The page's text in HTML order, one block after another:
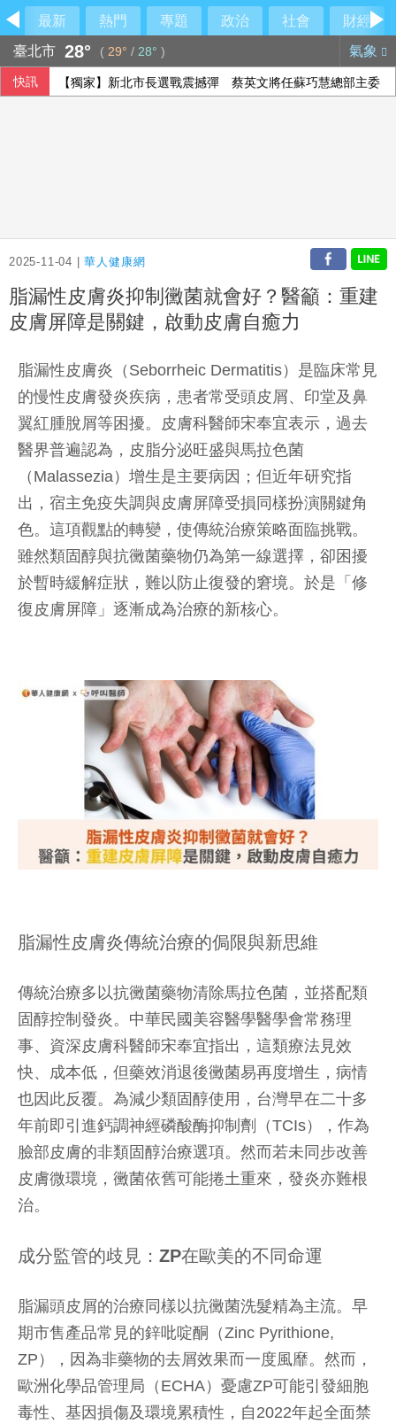
最新 熱門 專題 政治 社會
財經
臺北市 28° ( 29° / 28° ) 氣象
快訊 【獨家】新北市長選戰震撼彈 蔡英文將任蘇巧慧總部主委
2025-11-04 |華人健康網
脂漏性皮膚炎抑制黴菌就會好？醫籲：重建
皮膚屏障是關鍵，啟動皮膚自癒力
脂漏性皮膚炎（Seborrheic Dermatitis）是臨床常見
的慢性皮膚發炎疾病，患者常受頭皮屑、印堂及鼻
翼紅腫脫屑等困擾。皮膚科醫師宋奉宜表示，過去
醫界普遍認為，皮脂分泌旺盛與馬拉色菌
（Malassezia）增生是主要病因；但近年研究指
出，宿主免疫失調與皮膚屏障受損同樣扮演關鍵角
色。這項觀點的轉變，使傳統治療策略面臨挑戰。
雖然類固醇與抗黴菌藥物仍為第一線選擇，卻困擾
於暫時緩解症狀，難以防止復發的窘境。於是「修
復皮膚屏障」逐漸成為治療的新核心。
脂漏性皮膚炎傳統治療的侷限與新思維
傳統治療多以抗黴菌藥物清除馬拉色菌，並搭配類
固醇控制發炎。中華民國美容醫學醫學會常務理
事、資深皮膚科醫師宋奉宜指出，這類療法見效
快、成本低，但藥效消退後黴菌易再度增生，病情
也因此反覆。為減少類固醇使用，台灣早在二十多
年前即引進鈣調神經磷酸酶抑制劑（TCIs），作為
臉部皮膚的非類固醇治療選項。然而若未同步改善
皮膚微環境，黴菌依舊可能捲土重來，發炎亦難根
治。
成分監管的歧見：ZP在歐美的不同命運
脂漏頭皮屑的治療同樣以抗黴菌洗髮精為主流。早
期市售產品常見的鋅吡啶酮（Zinc Pyrithione,
ZP），因為非藥物的去屑效果而一度風靡。然而，
歐洲化學品管理局（ECHA）憂慮ZP可能引發細胞
毒性、基因損傷及環境累積性，自2022年起全面禁